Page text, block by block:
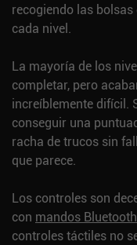
recogiendo las
cada nivel.
La mayoría de los
completar, pero
increíblemente difícil.
conseguir una
racha de trucos sin
que parece.
Los controles son
con mandos Bluetooth
controles táctiles no